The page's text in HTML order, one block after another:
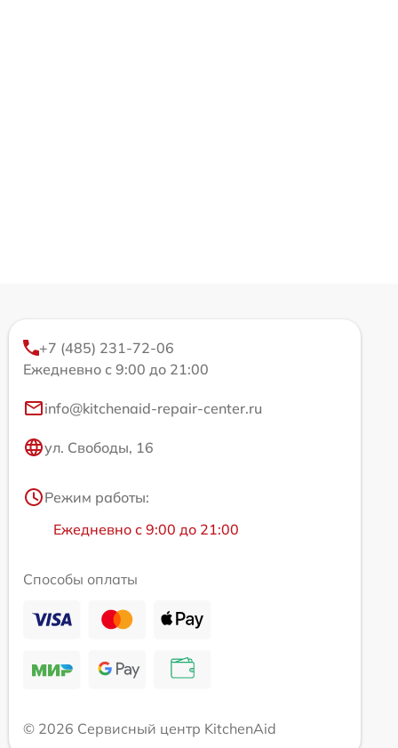
+7 (485) 231-72-06
Ежедневно с 9:00 до 21:00
info@kitchenaid-repair-center.ru
ул. Свободы, 16
Режим работы:
Ежедневно с 9:00 до 21:00
Способы оплаты
© 2026 Сервисный центр KitchenAid